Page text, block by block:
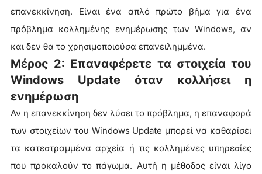
επανεκκίνηση. Είναι ένα απλό πρώτο βήμα για ένα
πρόβλημα κολλημένης ενημέρωσης των Windows, αν
και δεν θα το χρησιμοποιούσα επανειλημμένα.
Μέρος 2: Επαναφέρετε τα στοιχεία του
Windows Update όταν κολλήσει η
ενημέρωση
Αν η επανεκκίνηση δεν λύσει το πρόβλημα, η επαναφορά
των στοιχείων του Windows Update μπορεί να καθαρίσει
τα κατεστραμμένα αρχεία ή τις κολλημένες υπηρεσίες
που προκαλούν το πάγωμα. Αυτή η μέθοδος είναι λίγο